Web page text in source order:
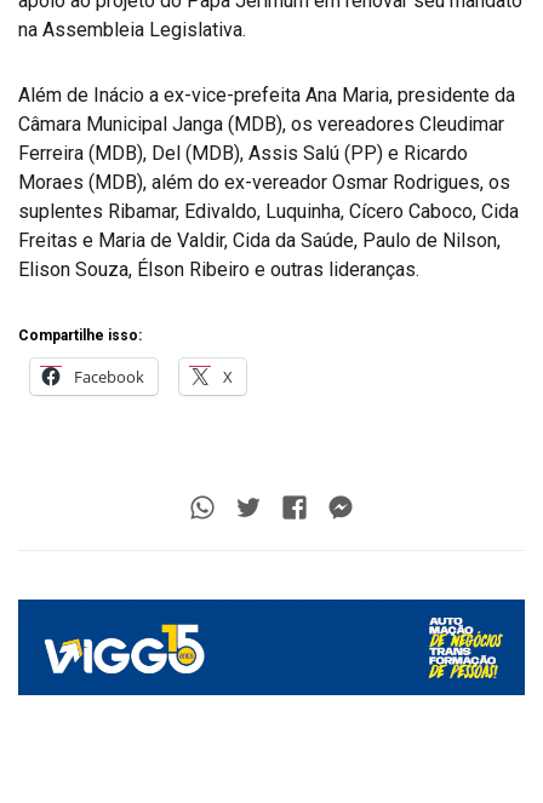
na Assembleia Legislativa.
Além de Inácio a ex-vice-prefeita Ana Maria, presidente da
Câmara Municipal Janga (MDB), os vereadores Cleudimar
Ferreira (MDB), Del (MDB), Assis Salú (PP) e Ricardo
Moraes (MDB), além do ex-vereador Osmar Rodrigues, os
suplentes Ribamar, Edivaldo, Luquinha, Cícero Caboco, Cida
Freitas e Maria de Valdir, Cida da Saúde, Paulo de Nilson,
Elison Souza, Élson Ribeiro e outras lideranças.
Compartilhe isso:
Facebook X
Whatsapp
TwitterFacebook